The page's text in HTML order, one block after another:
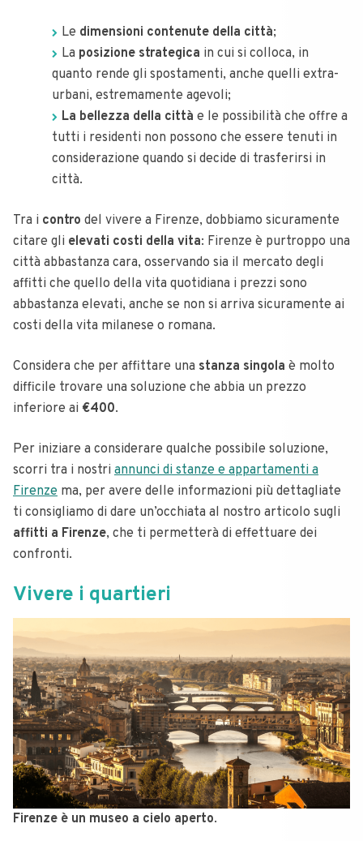
Le dimensioni contenute della città;
La posizione strategica in cui si colloca, in
quanto rende gli spostamenti, anche quelli extra-
urbani, estremamente agevoli;
La bellezza della città e le possibilità che offre a
tutti i residenti non possono che essere tenuti in
considerazione quando si decide di trasferirsi in
città.
Tra i contro del vivere a Firenze, dobbiamo sicuramente
citare gli elevati costi della vita: Firenze è purtroppo una
città abbastanza cara, osservando sia il mercato degli
affitti che quello della vita quotidiana i prezzi sono
abbastanza elevati, anche se non si arriva sicuramente ai
costi della vita milanese o romana.
Considera che per affittare una stanza singola è molto
difficile trovare una soluzione che abbia un prezzo
inferiore ai €400.
Per iniziare a considerare qualche possibile soluzione,
scorri tra i nostri annunci di stanze e appartamenti a
Firenze ma, per avere delle informazioni più dettagliate
ti consigliamo di dare un’occhiata al nostro articolo sugli
affitti a Firenze, che ti permetterà di effettuare dei
confronti.
Vivere i quartieri
Firenze è un museo a cielo aperto.